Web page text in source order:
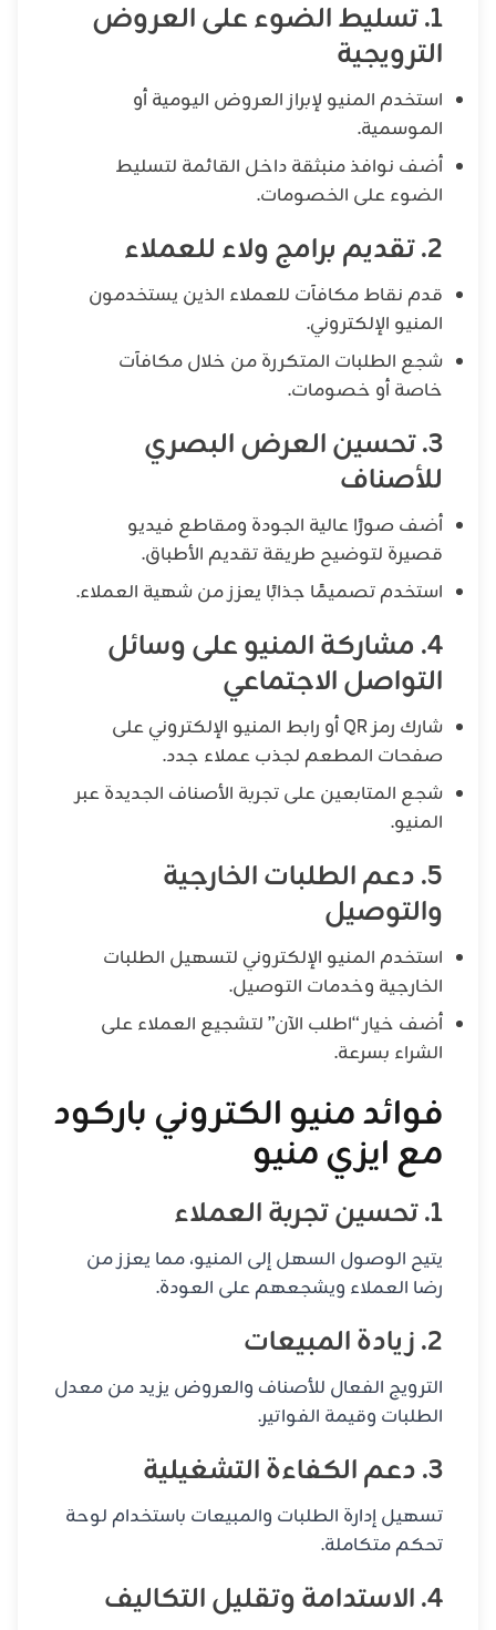
1. تسليط الضوء على العروض
الترويجية
استخدم المنيو لإبراز العروض اليومية أو
الموسمية.
أضف نوافذ منبثقة داخل القائمة لتسليط
الضوء على الخصومات.
2. تقديم برامج ولاء للعملاء
قدم نقاط مكافآت للعملاء الذين يستخدمون
المنيو الإلكتروني.
شجع الطلبات المتكررة من خلال مكافآت
خاصة أو خصومات.
3. تحسين العرض البصري
للأصناف
أضف صورًا عالية الجودة ومقاطع فيديو
قصيرة لتوضيح طريقة تقديم الأطباق.
استخدم تصميمًا جذابًا يعزز من شهية العملاء.
4. مشاركة المنيو على وسائل
التواصل الاجتماعي
شارك رمز QR أو رابط المنيو الإلكتروني على
صفحات المطعم لجذب عملاء جدد.
شجع المتابعين على تجربة الأصناف الجديدة عبر
المنيو.
5. دعم الطلبات الخارجية
والتوصيل
استخدم المنيو الإلكتروني لتسهيل الطلبات
الخارجية وخدمات التوصيل.
أضف خيار “اطلب الآن” لتشجيع العملاء على
الشراء بسرعة.
فوائد منيو الكتروني باركود
مع ايزي منيو
1. تحسين تجربة العملاء
يتيح الوصول السهل إلى المنيو، مما يعزز من
رضا العملاء ويشجعهم على العودة.
2. زيادة المبيعات
الترويج الفعال للأصناف والعروض يزيد من معدل
الطلبات وقيمة الفواتير.
3. دعم الكفاءة التشغيلية
تسهيل إدارة الطلبات والمبيعات باستخدام لوحة
تحكم متكاملة.
4. الاستدامة وتقليل التكاليف